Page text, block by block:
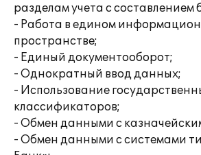
разделам учета с составлением
- Работа в едином
пространстве;
- Единый документооборот;
- Однократный ввод данных;
- Использование
классификаторов;
- Обмен данными с
- Обмен данными с системами